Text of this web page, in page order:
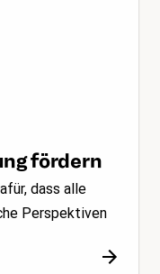
fördern
dass alle
Perspektiven